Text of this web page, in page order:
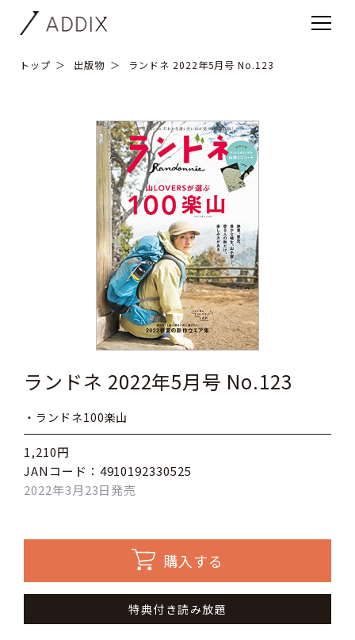
トップ 出版物 ランドネ 2022年5月号 No.123
ランドネ 2022年5月号 No.123
・ランドネ100楽山
1,210円
JANコード：4910192330525
2022年3月23日発売
購入する
特典付き読み放題